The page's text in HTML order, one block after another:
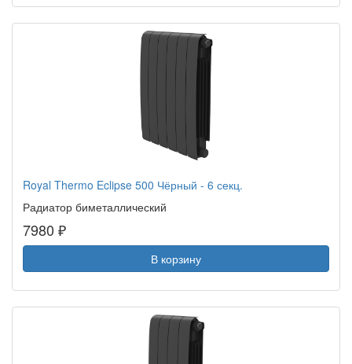
Royal Thermo Eclipse 500 Чёрный - 6 секц.
Радиатор биметаллический
7980 ₽
В корзину